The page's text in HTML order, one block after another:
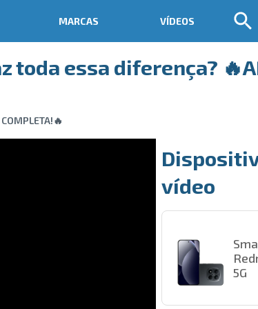
MARCAS VÍDEOS
toda essa diferença?
vídeo
5G